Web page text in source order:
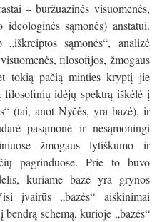
– buržuazinės visuomenės,
sąmonės) anstatui.
sąmonės“, analizė
filosofijos, žmogaus
tokią pačią minties kryptį jie
idėjų spektrą iškėlė į
(tai, anot Nyčės, yra bazė), ir
pasąmonė ir nesąmoningi
žmogaus lytiškumo ir
pagrinduose. Prie to buvo
kuriame bazė yra grynos
įvairūs „bazės“ aiškinimai
schemą, kurioje „bazės“